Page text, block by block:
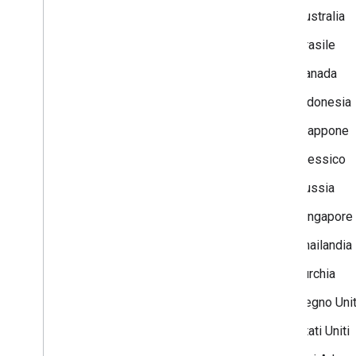
Australia
Brasile
Canada
Indonesia
Giappone
Messico
Russia
Singapore
Thailandia
Turchia
Regno
Stati Uniti